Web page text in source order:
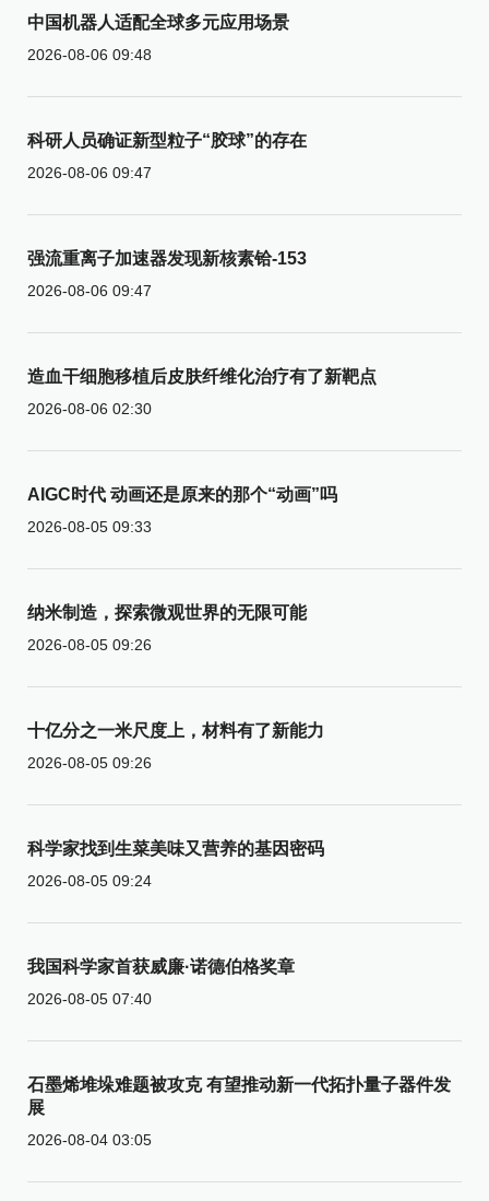
中国机器人适配全球多元应用场景
2026-08-06 09:48
科研人员确证新型粒子“胶球”的存在
2026-08-06 09:47
强流重离子加速器发现新核素铪-153
2026-08-06 09:47
造血干细胞移植后皮肤纤维化治疗有了新靶点
2026-08-06 02:30
AIGC时代 动画还是原来的那个“动画”吗
2026-08-05 09:33
纳米制造，探索微观世界的无限可能
2026-08-05 09:26
十亿分之一米尺度上，材料有了新能力
2026-08-05 09:26
科学家找到生菜美味又营养的基因密码
2026-08-05 09:24
我国科学家首获威廉·诺德伯格奖章
2026-08-05 07:40
石墨烯堆垛难题被攻克 有望推动新一代拓扑量子器件发
展
2026-08-04 03:05